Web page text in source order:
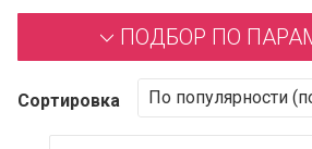
ПОДБОР ПО
Сортировка